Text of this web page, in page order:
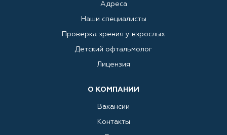
Адреса
Наши специалисты
Проверка зрения у взрослых
Детский офтальмолог
Лицензия
О КОМПАНИИ
Вакансии
Контакты